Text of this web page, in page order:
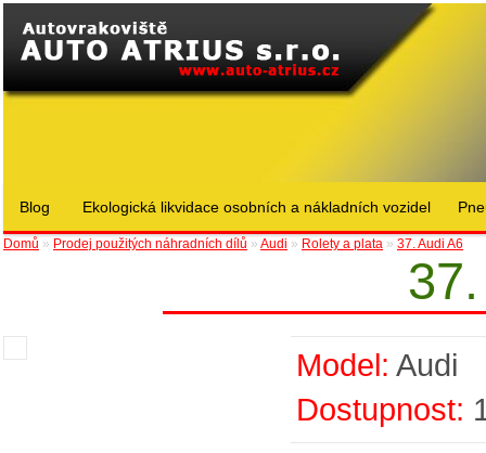
Blog Ekologická likvidace osobních a nákladních vozidel
Domů » Prodej použitých náhradních dílů » Audi » Rolety a plata » 37. Audi A6
Model: Audi
Dostupnost: